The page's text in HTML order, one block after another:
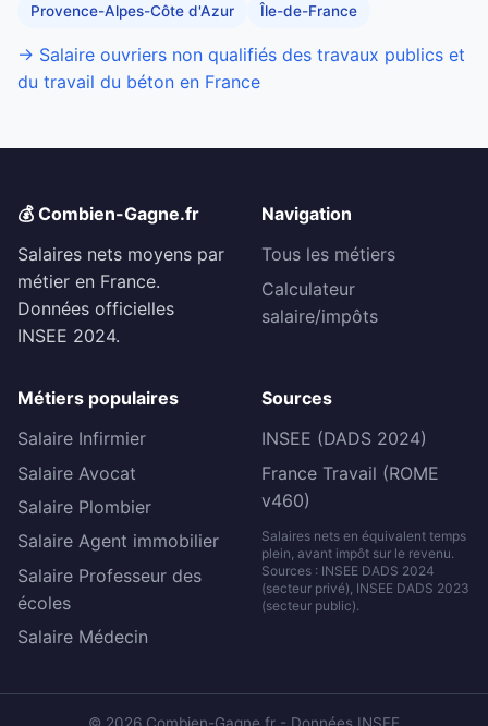
Provence-Alpes-Côte d'Azur Île-de-France
→ Salaire ouvriers non qualifiés des travaux publics et
du travail du béton en France
💰 Combien-Gagne.fr
Salaires nets moyens par
métier en France.
Données officielles
INSEE 2024.
Navigation
Tous les métiers
Calculateur
salaire/impôts
Métiers populaires
Salaire Infirmier
Salaire Avocat
Salaire Plombier
Salaire Agent immobilier
Salaire Professeur des
écoles
Salaire Médecin
Sources
INSEE (DADS 2024)
France Travail (ROME
v460)
Salaires nets en équivalent temps
plein, avant impôt sur le revenu.
Sources : INSEE DADS 2024
(secteur privé), INSEE DADS 2023
(secteur public).
© 2026 Combien-Gagne.fr - Données INSEE